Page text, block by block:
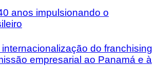
anos impulsionando o
do franchising
empresarial ao Panamá e à